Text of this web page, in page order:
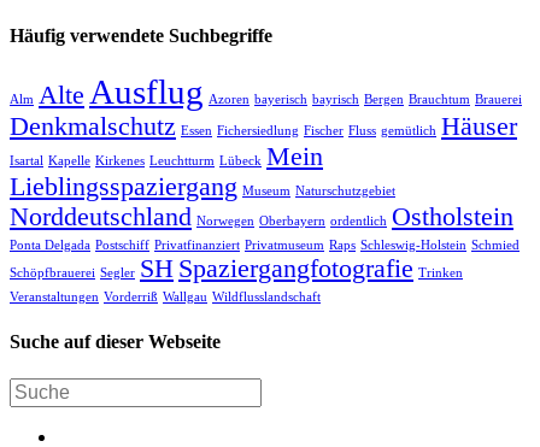
Häufig verwendete Suchbegriffe
Alm Alte Ausflug Azoren bayerisch bayrisch Bergen Brauchtum Brauerei
Denkmalschutz Essen Fichersiedlung Fischer Fluss gemütlich Häuser
Isartal Kapelle Kirkenes Leuchtturm Lübeck Mein
Lieblingsspaziergang Museum Naturschutzgebiet
Norddeutschland Norwegen Oberbayern ordentlich Ostholstein
Ponta Delgada Postschiff Privatfinanziert Privatmuseum Raps Schleswig-Holstein Schmied
Schöpfbrauerei Segler SH Spaziergangfotografie Trinken
Veranstaltungen Vorderriß Wallgau Wildflusslandschaft
Suche auf dieser Webseite